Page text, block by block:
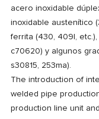
acero inoxidable
inoxidable austenítico
ferrita (430, 409l,
c70620) y algunos
s30815, 253ma).
The introduction of
welded pipe
production line unit